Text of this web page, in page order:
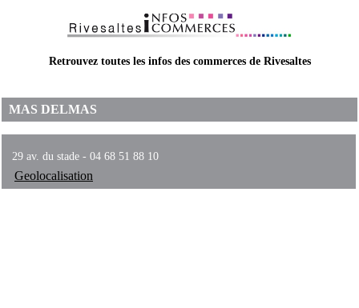
Retrouvez toutes les infos des commerces de Rivesaltes
MAS DELMAS
29 av. du stade - 04 68 51 88 10
Geolocalisation